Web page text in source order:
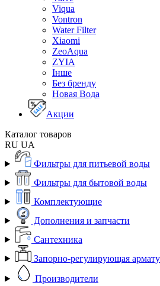
Viqua
Vontron
Water Filter
Xiaomi
ZeoAqua
ZYIA
Інше
Без бренду
Новая Вода
Акции
Каталог товаров
RU UA
Фильтры для питьевой воды
Фильтры для бытовой воды
Комплектующие
Дополнения и запчасти
Сантехника
Запорно-регулирующая
Производители